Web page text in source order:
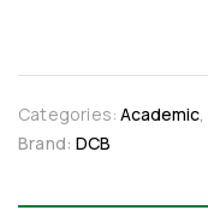
Categories: Academic,
Brand:DCB